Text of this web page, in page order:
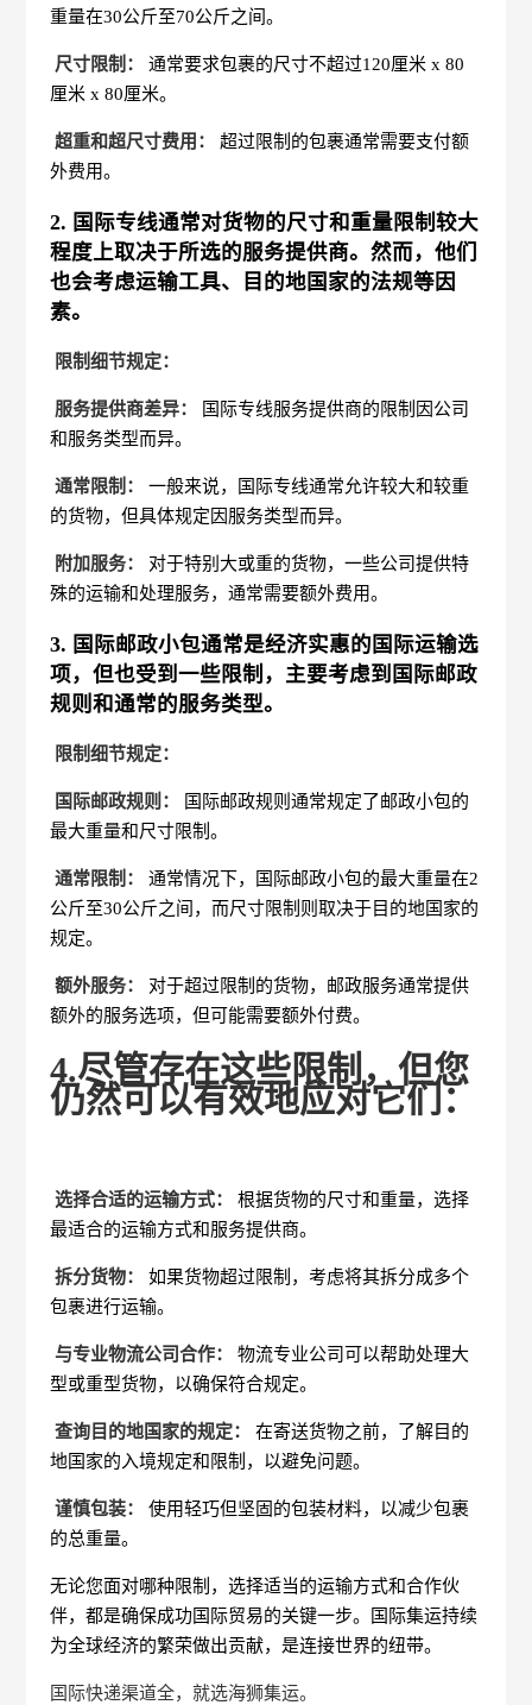
重量在30公斤至70公斤之间。
尺寸限制：
通常要求包裹的尺寸不超过120厘米 x 80
厘米 x 80厘米。
超重和超尺寸费用：
超过限制的包裹通常需要支付额
外费用。
2. 国际专线通常对货物的尺寸和重量限制较大
程度上取决于所选的服务提供商。然而，他们
也会考虑运输工具、目的地国家的法规等因
素。
限制细节规定：
服务提供商差异：
国际专线服务提供商的限制因公司
和服务类型而异。
通常限制：
一般来说，国际专线通常允许较大和较重
的货物，但具体规定因服务类型而异。
附加服务：
对于特别大或重的货物，一些公司提供特
殊的运输和处理服务，通常需要额外费用。
3. 国际邮政小包通常是经济实惠的国际运输选
项，但也受到一些限制，主要考虑到国际邮政
规则和通常的服务类型。
限制细节规定：
国际邮政规则：
国际邮政规则通常规定了邮政小包的
最大重量和尺寸限制。
通常限制：
通常情况下，国际邮政小包的最大重量在2
公斤至30公斤之间，而尺寸限制则取决于目的地国家的
规定。
额外服务：
对于超过限制的货物，邮政服务通常提供
额外的服务选项，但可能需要额外付费。
4.尽管存在这些限制，但您
仍然可以有效地应对它们：
选择合适的运输方式：
根据货物的尺寸和重量，选择
最适合的运输方式和服务提供商。
拆分货物：
如果货物超过限制，考虑将其拆分成多个
包裹进行运输。
与专业物流公司合作：
物流专业公司可以帮助处理大
型或重型货物，以确保符合规定。
查询目的地国家的规定：
在寄送货物之前，了解目的
地国家的入境规定和限制，以避免问题。
谨慎包装：
使用轻巧但坚固的包装材料，以减少包裹
的总重量。
无论您面对哪种限制，选择适当的运输方式和合作伙
伴，都是确保成功国际贸易的关键一步。国际集运持续
为全球经济的繁荣做出贡献，是连接世界的纽带。
国际快递渠道全，就选海狮集运。